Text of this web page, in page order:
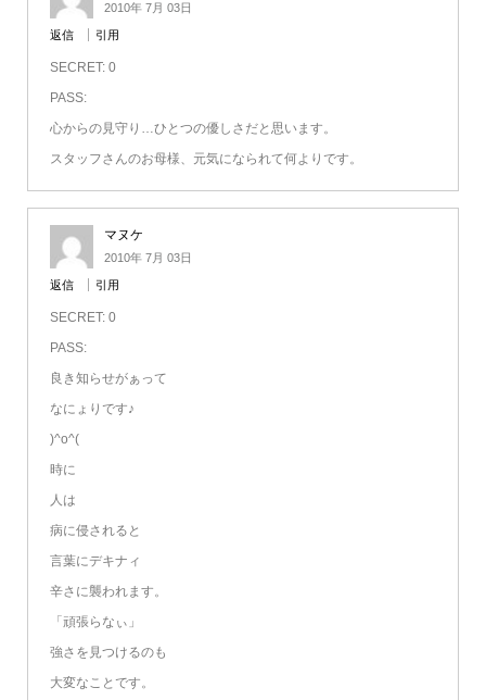
2010年 7月 03日
返信 引用
SECRET: 0
PASS:
心からの見守り…ひとつの優しさだと思います。
スタッフさんのお母様、元気になられて何よりです。
マヌケ
2010年 7月 03日
返信 引用
SECRET: 0
PASS:
良き知らせがぁって
なにょりです♪
)^o^(
時に
人は
病に侵されると
言葉にデキナィ
辛さに襲われます。
「頑張らなぃ」
強さを見つけるのも
大変なことです。